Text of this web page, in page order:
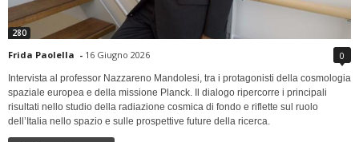
280
Frida Paolella - 16 Giugno 2026 0
Intervista al professor Nazzareno Mandolesi, tra i protagonisti della cosmologia
spaziale europea e della missione Planck. Il dialogo ripercorre i principali
risultati nello studio della radiazione cosmica di fondo e riflette sul ruolo
dell’Italia nello spazio e sulle prospettive future della ricerca.